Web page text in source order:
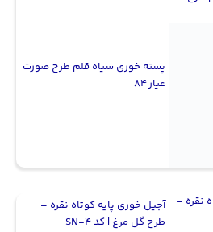
پسته خوری سیاه قلم طرح صورت
عیار 84
آجیل خوری پایه کوتاه نقره –
طرح گل مرغ | کد SN-4